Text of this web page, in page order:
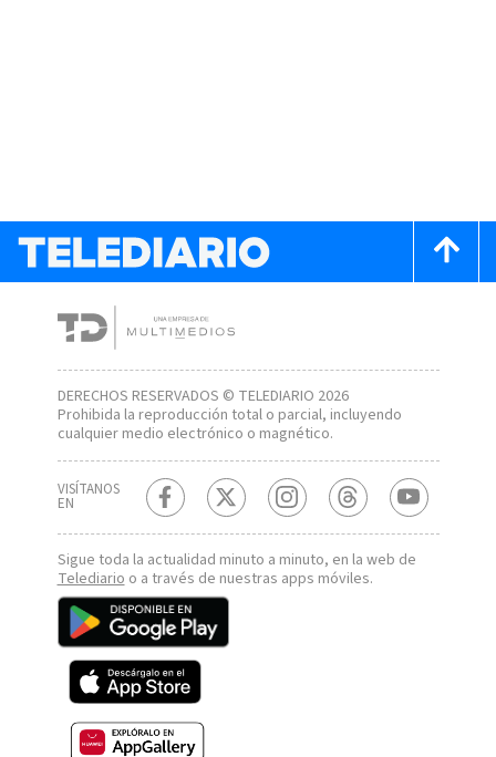
DERECHOS RESERVADOS © TELEDIARIO 2026
Prohibida la reproducción total o parcial, incluyendo
cualquier medio electrónico o magnético.
VISÍTANOS
EN
Sigue toda la actualidad minuto a minuto, en la web de
Telediario o a través de nuestras apps móviles.